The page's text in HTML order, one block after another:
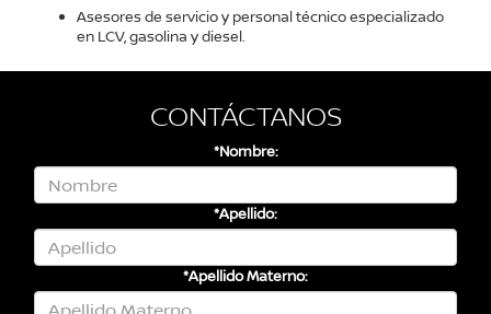
Asesores de servicio y personal técnico especializado
en LCV, gasolina y diesel.
CONTÁCTANOS
*Nombre:
*Apellido:
*Apellido Materno: